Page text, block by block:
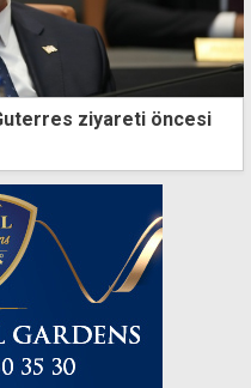
ziyareti öncesi